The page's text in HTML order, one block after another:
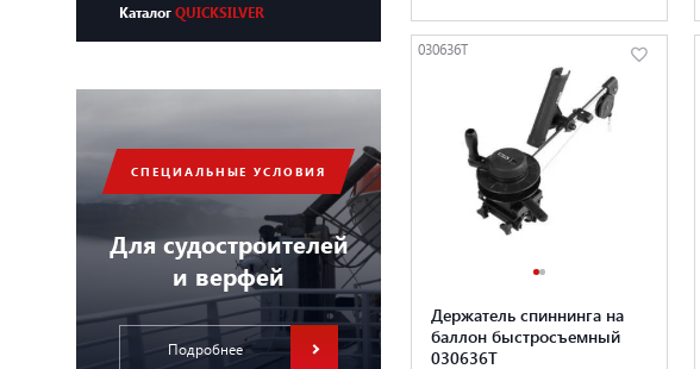
КаталогQUICKSILVER
СПЕЦИАЛЬНЫЕ УСЛОВИЯ
Для судостроителей
и верфей
Подробнее
030636Т
Держатель спиннинга на
баллон быстросъемный
030636Т